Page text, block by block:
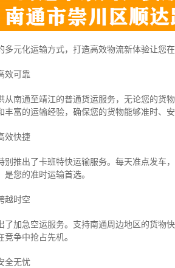
元化运输方式，打造高效物流新体验让您
效可靠
从南通至靖江的普通货运服务，无论您的货
富的运输经验，确保您的货物能够准时、安
效快捷
别推出了卡班特快运输服务。每天准点发车
您的准时运输首选。
越时空
了加急空运服务。支持南通周边地区的货物
争中抢占先机。
全无忧